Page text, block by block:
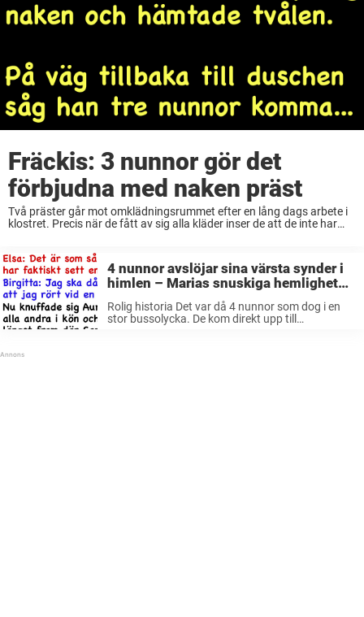
Fräckis: 3 nunnor gör det
förbjudna med naken präst
Två präster går mot omklädningsrummet efter en lång dags arbete i
klostret. Precis när de fått av sig alla kläder inser de att de inte har
4 nunnor avslöjar sina värsta synder i
himlen – Marias snuskiga hemlighet
Rolig historia Det var då 4 nunnor som dog i en
stor bussolycka. De kom direkt upp till